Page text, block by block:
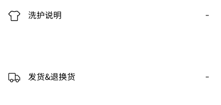
洗护说明 -
发货&退换货 -